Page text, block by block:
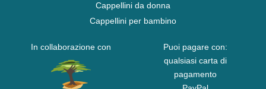
Cappellini da donna
Cappellini per bambino
In collaborazione con
Puoi pagare con:
qualsiasi carta di
pagamento